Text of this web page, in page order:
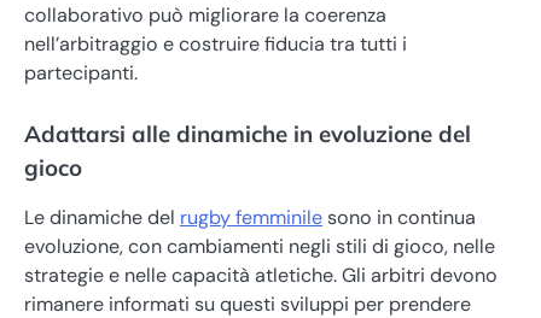
collaborativo può migliorare la coerenza
nell’arbitraggio e costruire fiducia tra tutti i
partecipanti.
Adattarsi alle dinamiche in evoluzione del
gioco
Le dinamiche del rugby femminilesono in continua
evoluzione, con cambiamenti negli stili di gioco, nelle
strategie e nelle capacità atletiche. Gli arbitri devono
rimanere informati su questi sviluppi per prendere